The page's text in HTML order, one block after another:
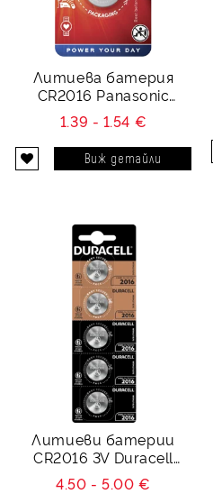
Литиева батерия
CR2016 Panasonic
CR2016 - 3V
1.39 - 1.54 €
Виж детайли
Литиеви батерии
CR2016 3V Duracell
DL2016 - 3V 5 батерии
4.50 - 5.00 €